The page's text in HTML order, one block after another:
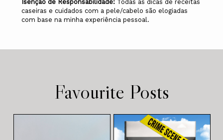
Isenção de Responsabilidade: Todas as dicas de receitas
caseiras e cuidados com a pele/cabelo são elogiadas
com base na minha experiência pessoal.
Favourite Posts